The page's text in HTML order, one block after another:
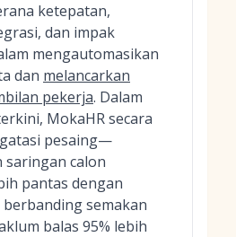
ketepatan,
dan impak
mengautomasikan
dan melancarkan
pekerja. Dalam
MokaHR secara
pesaing—
saringan calon
pantas dengan
semakan
balas 95% lebih